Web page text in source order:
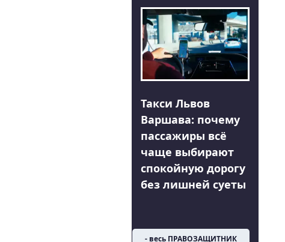
Такси Львов
Варшава: почему
пассажиры всё
чаще выбирают
спокойную дорогу
без лишней суеты
- весь ПРАВОЗАЩИТНИК